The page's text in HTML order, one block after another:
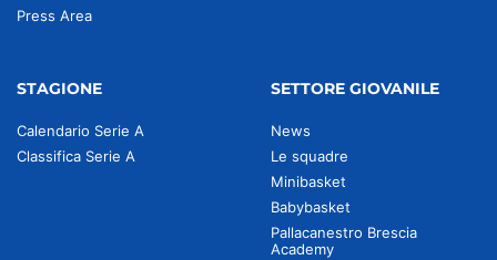
Press Area
STAGIONE
Calendario Serie A
Classifica Serie A
SETTORE GIOVANILE
News
Le squadre
Minibasket
Babybasket
Pallacanestro Brescia
Academy